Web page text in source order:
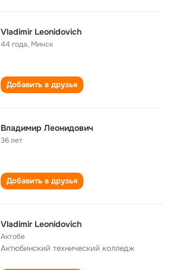
Vladimir Leonidovich
44 года, Минск
Добавить в друзья
Владимир Леонидович
36 лет
Добавить в друзья
Vladimir Leonidovich
Актобе
Актюбинский технический колледж